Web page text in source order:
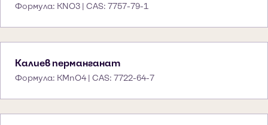
Формула: KNO3 | CAS: 7757-79-1
Калиев перманганат
Формула: KMnO4 | CAS: 7722-64-7